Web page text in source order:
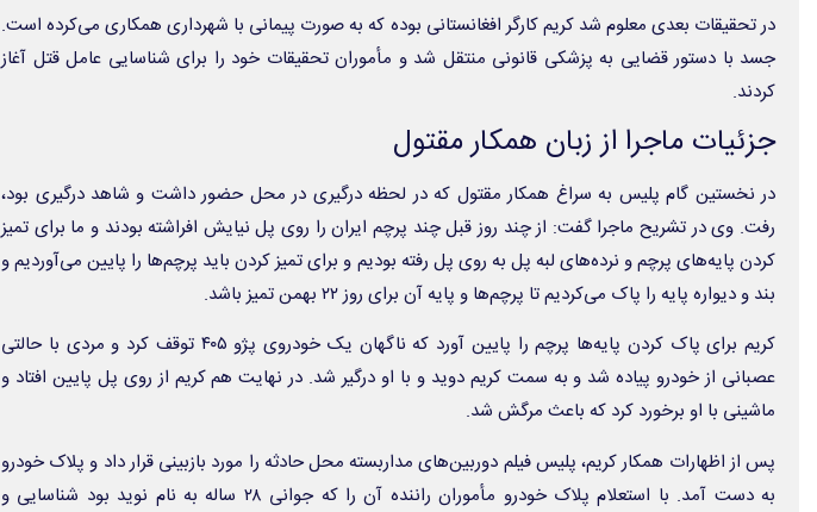
در تحقیقات بعدی معلوم شد کریم کارگر افغانستانی بوده که به صورت پیمانی با شهرداری همکاری می‌کرده است.
جسد با دستور قضایی به پزشکی قانونی منتقل شد و مأموران تحقیقات خود را برای شناسایی عامل قتل آغاز
کردند.
جزئیات ماجرا از زبان همکار مقتول
در نخستین گام پلیس به سراغ همکار مقتول که در لحظه درگیری در محل حضور داشت و شاهد درگیری بود،
رفت. وی در تشریح ماجرا گفت: از چند روز قبل چند پرچم ایران را روی پل نیایش افراشته بودند و ما برای تمیز
کردن پایه‌های پرچم و نرده‌های لبه پل به روی پل رفته بودیم و برای تمیز کردن باید پرچم‌ها را پایین می‌آوردیم و
بند و دیواره پایه را پاک می‌کردیم تا پرچم‌ها و پایه آن برای روز ۲۲ بهمن تمیز باشد.
کریم برای پاک کردن پایه‌ها پرچم را پایین آورد که ناگهان یک خودروی پژو ۴۰۵ توقف کرد و مردی با حالتی
عصبانی از خودرو پیاده شد و به سمت کریم دوید و با او درگیر شد. در نهایت هم کریم از روی پل پایین افتاد و
ماشینی با او برخورد کرد که باعث مرگش شد.
پس از اظهارات همکار کریم، پلیس فیلم دوربین‌های مداربسته محل حادثه را مورد بازبینی قرار داد و پلاک خودرو
به دست آمد. با استعلام پلاک خودرو مأموران راننده آن را که جوانی ۲۸ ساله به نام نوید بود شناسایی و